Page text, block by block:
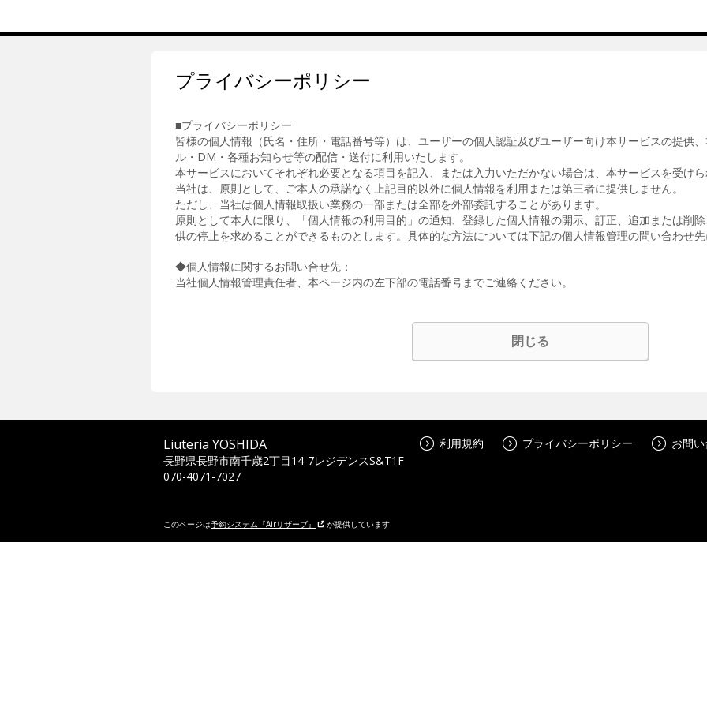
プライバシーポリシー
■プライバシーポリシー
皆様の個人情報（氏名・住所・電話番号等）は、ユーザーの個人認証及びユーザー向け本サービスの提供
ル・DM・各種お知らせ等の配信・送付に利用いたします。
本サービスにおいてそれぞれ必要となる項目を記入、または入力いただかない場合は、本サービスを受け
当社は、原則として、ご本人の承諾なく上記目的以外に個人情報を利用または第三者に提供しません。
ただし、当社は個人情報取扱い業務の一部または全部を外部委託することがあります。
原則として本人に限り、「個人情報の利用目的」の通知、登録した個人情報の開示、訂正、追加または削
供の停止を求めることができるものとします。具体的な方法については下記の個人情報管理の問い合わせ
◆個人情報に関するお問い合せ先：
当社個人情報管理責任者、本ページ内の左下部の電話番号までご連絡ください。
閉じる
Liuteria YOSHIDA
長野県長野市南千歳2丁目14-7レジデンスS&T1F
070-4071-7027
利用規約 プライバシーポリシー お問
このページは予約システム『Airリザーブ』 が提供しています